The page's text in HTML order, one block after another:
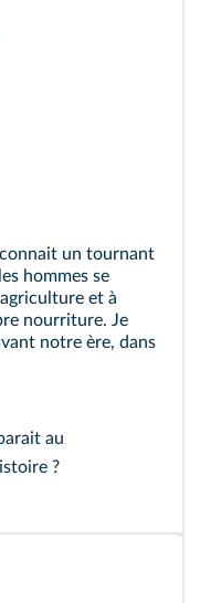
un tournant
hommes se
et à
nourriture. Je
notre ère, dans
au
?